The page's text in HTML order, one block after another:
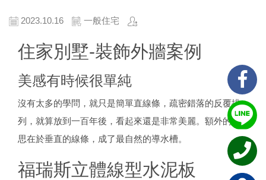
2023.10.16 一般住宅
住家別墅-裝飾外牆案例
美感有時候很單純
沒有太多的學問，就只是簡單直線條，疏密錯落的反覆排
列，就算放到一百年後，看起來還是非常美麗。額外的巧
思在於垂直的線條，成了最自然的導水槽。
福瑞斯立體線型水泥板